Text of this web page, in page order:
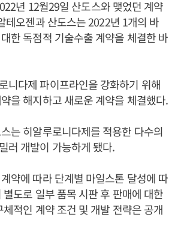
년 12월29일 산도스와 맺었던 계약
테오젠과 산도스는 2022년 1개의 바
한 독점적 기술수출 계약을 체결한 바
니다제 파이프라인을 강화하기 위해
을 해지하고 새로운 계약을 체결했다.
는 히알루로니다제를 적용한 다수의
러 개발이 가능하게 됐다.
약에 따라 단계별 마일스톤 달성에 따
도로 일부 품목 시판 후 판매에 대한
적인 계약 조건 및 개발 전략은 공개